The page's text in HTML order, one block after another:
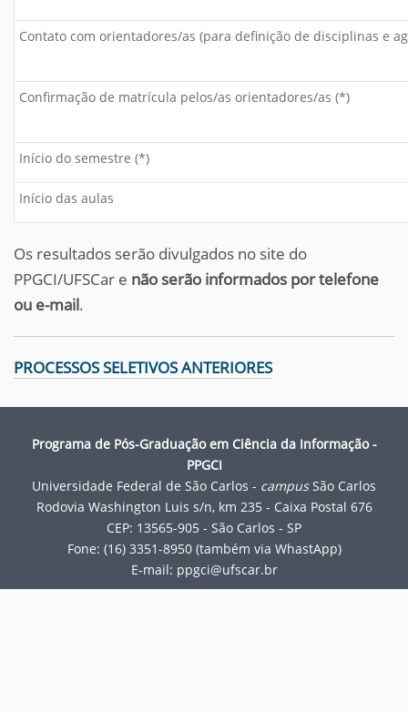
Contato com orientadores/as (para definição de disciplinas e
Confirmação de matrícula pelos/as orientadores/as (*)
Início do semestre (*)
Início das aulas
Os resultados serão divulgados no site do
PPGCI/UFSCar e não serão informados por telefone
ou e-mail.
PROCESSOS SELETIVOS ANTERIORES
Programa de Pós-Graduação em Ciência da Informação -
PPGCI
Universidade Federal de São Carlos - campusSão Carlos
Rodovia Washington Luis s/n, km 235 - Caixa Postal 676
CEP: 13565-905 - São Carlos - SP
Fone: (16) 3351-8950 (também via WhastApp)
E-mail: ppgci@ufscar.br